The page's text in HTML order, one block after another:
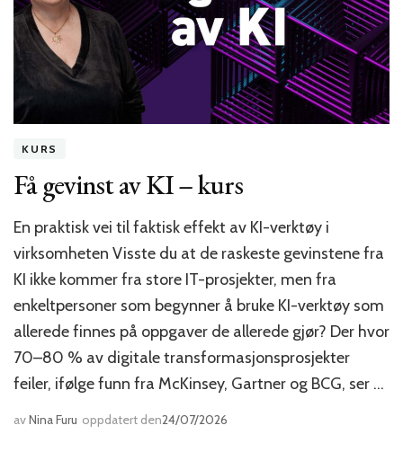
KURS
Få gevinst av KI – kurs
En praktisk vei til faktisk effekt av KI-verktøy i
virksomheten Visste du at de raskeste gevinstene fra
KI ikke kommer fra store IT-prosjekter, men fra
enkeltpersoner som begynner å bruke KI-verktøy som
allerede finnes på oppgaver de allerede gjør? Der hvor
70–80 % av digitale transformasjonsprosjekter
feiler, ifølge funn fra McKinsey, Gartner og BCG, ser …
avNina Furu oppdatert den24/07/2026